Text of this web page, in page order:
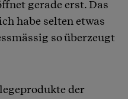
gerade erst. Das
habe selten etwas
so überzeugt
der